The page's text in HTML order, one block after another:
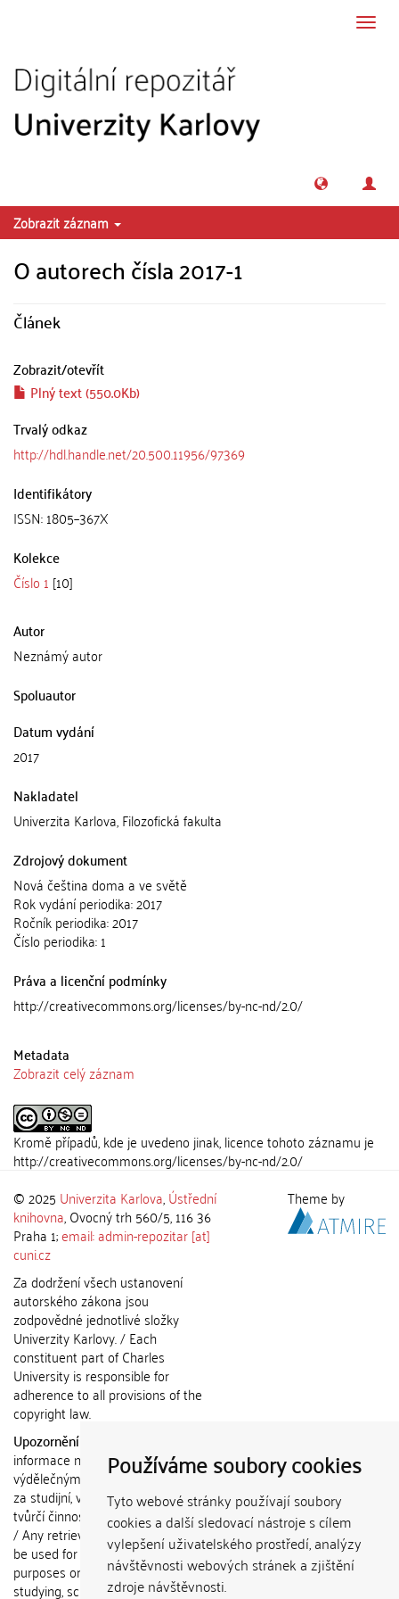
Používáme soubory cookies
Tyto webové stránky používají soubory
cookies a další sledovací nástroje s cílem
vylepšení uživatelského prostředí, analýzy
návštěvnosti webových stránek a zjištění
zdroje návštěvnosti.
Zobrazit záznam
O autorech čísla 2017-1
Článek
Zobrazit/otevřít
Plný text (550.0Kb)
Trvalý odkaz
http://hdl.handle.net/20.500.11956/97369
Identifikátory
ISSN: 1805–367X
Kolekce
Číslo 1 [10]
Autor
Neznámý autor
Spoluautor
Datum vydání
2017
Nakladatel
Univerzita Karlova, Filozofická fakulta
Zdrojový dokument
Nová čeština doma a ve světě
Rok vydání periodika: 2017
Ročník periodika: 2017
Číslo periodika: 1
Práva a licenční podmínky
http://creativecommons.org/licenses/by-nc-nd/2.0/
Metadata
Zobrazit celý záznam
Kromě případů, kde je uvedeno jinak, licence tohoto záznamu je
http://creativecommons.org/licenses/by-nc-nd/2.0/
© 2025 Univerzita Karlova,Ústřední
knihovna, Ovocný trh 560/5, 116 36
Praha 1;email: admin-repozitar [at]
cuni.cz
Za dodržení všech ustanovení
autorského zákona jsou
zodpovědné jednotlivé složky
Univerzity Karlovy. / Each
constituent part of Charles
University is responsible for
adherence to all provisions of the
copyright law.
Upozornění / Notice:
informace nemohou být použity k
výdělečným účelům nebo vydávány
za studijní, vědeckou nebo jinou
tvůrčí činnost jiné osoby než autora.
/ Any retrieved information shall not
be used for any commercial
purposes or claimed as results of
studying, scientific or any other
Theme by